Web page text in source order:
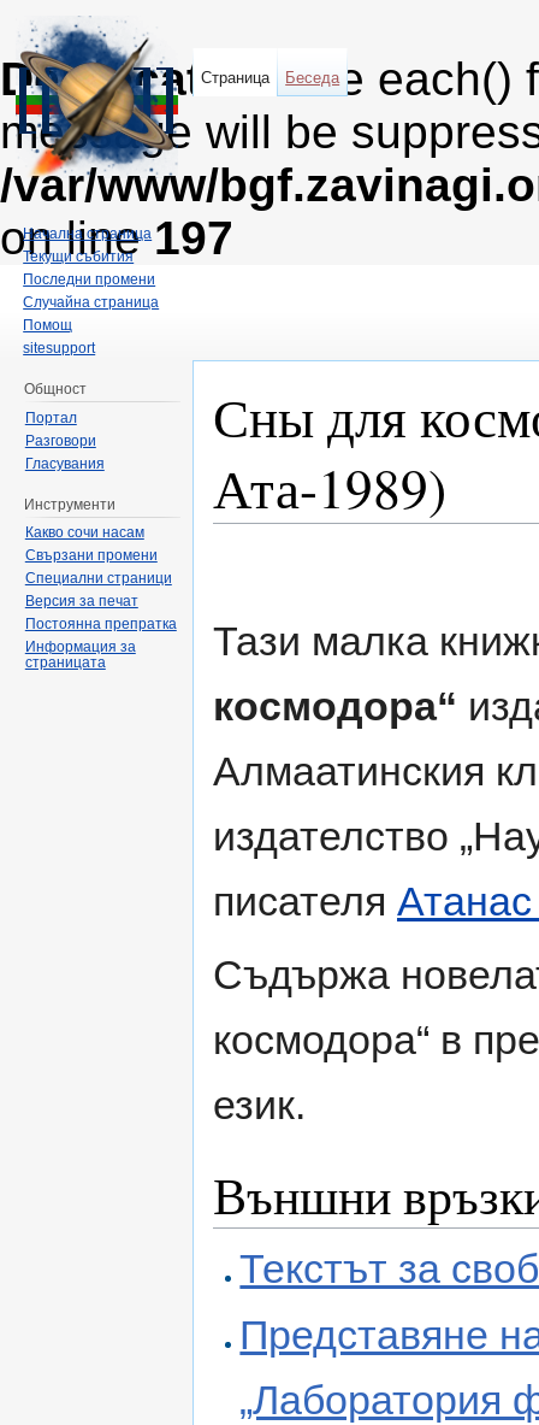
Deprecated: The each()
message will be
/var/www/
on line197
Сны для
Ата-1989)
Тази малка
космодора“
Алмаатинския
издателство
писателя
Съдържа
космодора“ в
език.
Външни
Текстът за
Представяне
„Лаборатория
Страница Беседа
Начална страница
Текущи събития
Последни промени
Случайна страница
Помощ
sitesupport
Общност
Портал
Разговори
Гласувания
Инструменти
Какво сочи насам
Свързани промени
Специални страници
Версия за печат
Постоянна препратка
Информация за
страницата